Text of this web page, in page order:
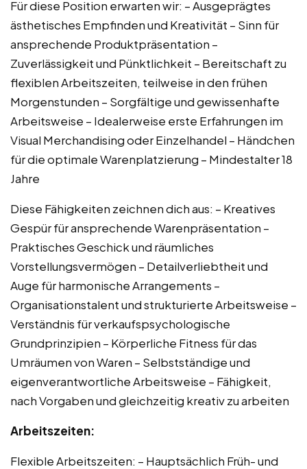
Für diese Position erwarten wir: – Ausgeprägtes
ästhetisches Empfinden und Kreativität – Sinn für
ansprechende Produktpräsentation –
Zuverlässigkeit und Pünktlichkeit – Bereitschaft zu
flexiblen Arbeitszeiten, teilweise in den frühen
Morgenstunden – Sorgfältige und gewissenhafte
Arbeitsweise – Idealerweise erste Erfahrungen im
Visual Merchandising oder Einzelhandel – Händchen
für die optimale Warenplatzierung – Mindestalter 18
Jahre
Diese Fähigkeiten zeichnen dich aus: – Kreatives
Gespür für ansprechende Warenpräsentation –
Praktisches Geschick und räumliches
Vorstellungsvermögen – Detailverliebtheit und
Auge für harmonische Arrangements –
Organisationstalent und strukturierte Arbeitsweise –
Verständnis für verkaufspsychologische
Grundprinzipien – Körperliche Fitness für das
Umräumen von Waren – Selbstständige und
eigenverantwortliche Arbeitsweise – Fähigkeit,
nach Vorgaben und gleichzeitig kreativ zu arbeiten
Arbeitszeiten:
Flexible Arbeitszeiten: – Hauptsächlich Früh- und